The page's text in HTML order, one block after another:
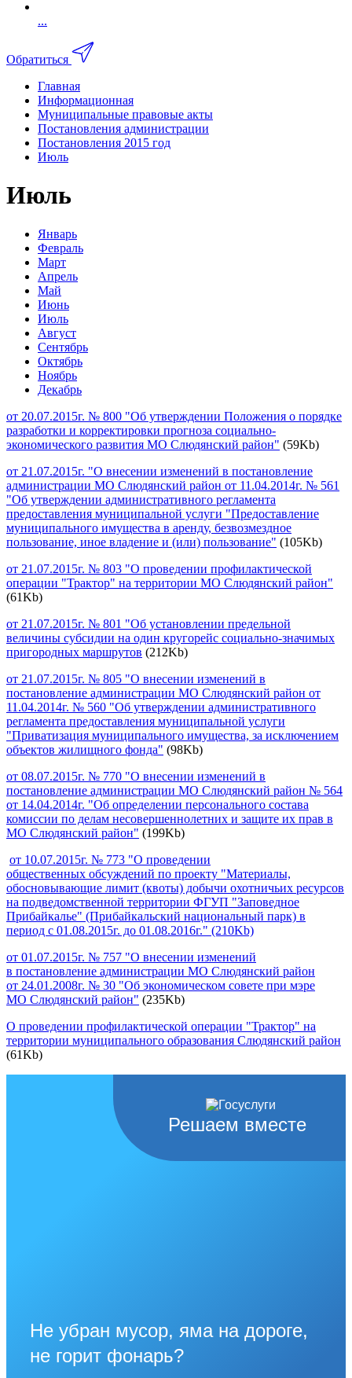
...
Обратиться
Главная
Информационная
Муниципальные правовые акты
Постановления администрации
Постановления 2015 год
Июль
Июль
Январь
Февраль
Март
Апрель
Май
Июнь
Июль
Август
Сентябрь
Октябрь
Ноябрь
Декабрь
от 20.07.2015г. № 800 "Об утверждении Положения о порядке
разработки и корректировки прогноза социально-
экономического развития МО Слюдянский район" (59Kb)
от 21.07.2015г. "О внесении изменений в постановление
администрации МО Слюдянский район от 11.04.2014г. № 561
"Об утверждении административного регламента
предоставления муниципальной услуги "Предоставление
муниципального имущества в аренду, безвозмездное
пользование, иное владение и (или) пользование" (105Kb)
от 21.07.2015г. № 803 "О проведении профилактической
операции "Трактор" на территории МО Слюдянский район"
(61Kb)
от 21.07.2015г. № 801 "Об установлении предельной
величины субсидии на один кругорейс социально-значимых
пригородных маршрутов (212Kb)
от 21.07.2015г. № 805 "О внесении изменений в
постановление администрации МО Слюдянский район от
11.04.2014г. № 560 "Об утверждении административного
регламента предоставления муниципальной услуги
"Приватизация муниципального имущества, за исключением
объектов жилищного фонда" (98Kb)
от 08.07.2015г. № 770 "О внесении изменений в
постановление администрации МО Слюдянский район № 564
от 14.04.2014г. "Об определении персонального состава
комиссии по делам несовершеннолетних и защите их прав в
МО Слюдянский район" (199Kb)
от 10.07.2015г. № 773 "О проведении
общественных обсуждений по проекту "Материалы,
обосновывающие лимит (квоты) добычи охотничьих ресурсов
на подведомственной территории ФГУП "Заповедное
Прибайкалье" (Прибайкальский национальный парк) в
период с 01.08.2015г. до 01.08.2016г." (210Kb)
от 01.07.2015г. № 757 "О внесении изменений
в постановление администрации МО Слюдянский район
от 24.01.2008г. № 30 "Об экономическом совете при мэре
МО Слюдянский район" (235Kb)
О проведении профилактической операции "Трактор" на
территории муниципального образования Слюдянский район
(61Kb)
Решаем вместе
Не убран мусор, яма на дороге,
не горит фонарь?